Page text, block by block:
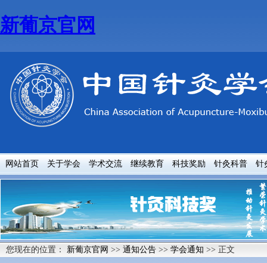
新葡京官网
网站首页 关于学会 学术交流 继续教育 科技奖励 针灸科普 针
您现在的位置： 新葡京官网 >> 通知公告 >> 学会通知 >> 正文